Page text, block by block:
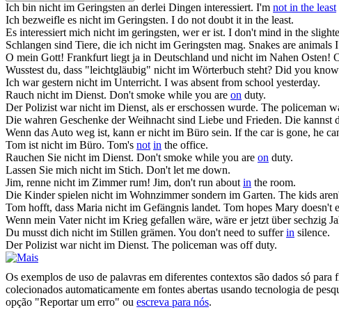
Ich bin nicht im Geringsten an derlei Dingen interessiert. I'm not in the least
Ich bezweifle es nicht im Geringsten. I do not doubt it in the least.
Es interessiert mich nicht im geringsten, wer er ist. I don't mind in the
Schlangen sind Tiere, die ich nicht im Geringsten mag. Snakes are animals
O mein Gott! Frankfurt liegt ja in Deutschland und nicht im Nahen Osten!
Wusstest du, dass "leichtgläubig" nicht im Wörterbuch steht? Did you
Ich war gestern nicht im Unterricht. I was absent from school yesterday.
Rauch nicht im Dienst. Don't smoke while you are on duty.
Der Polizist warnicht im Dienst, als er erschossen wurde. The policeman
Die wahren Geschenke der Weihnacht sind Liebe und Frieden. Die kannst
Wenn das Auto weg ist, kann ernicht im Büro sein. If the car is gone, he
Tom ist nicht im Büro. Tom's not in the office.
Rauchen Sie nicht im Dienst. Don't smoke while you are on duty.
Lassen Sie mich nicht im Stich. Don't let me down.
Jim, renne nicht im Zimmer rum! Jim, don't run about in the room.
Die Kinder spielen nicht im Wohnzimmer sondern im Garten. The kids
Tom hofft, dass Maria nicht im Gefängnis landet. Tom hopes Mary doesn't
Wenn mein Vaternicht im Krieg gefallen wäre, wäre er jetzt über sechzig
Du musst dich nicht im Stillen grämen. You don't need to sufferin silence.
Der Polizist warnicht im Dienst. The policeman was off duty.
Os exemplos de uso de palavras em diferentes contextos são dados só
colecionados automaticamente em fontes abertas usando tecnologia de
opção "Reportar um erro" ou escreva para nós.